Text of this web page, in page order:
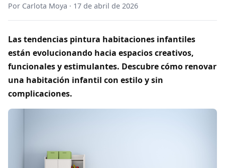
Por Carlota Moya · 17 de abril de 2026
Las tendencias pintura habitaciones infantiles
están evolucionando hacia espacios creativos,
funcionales y estimulantes. Descubre cómo renovar
una habitación infantil con estilo y sin
complicaciones.